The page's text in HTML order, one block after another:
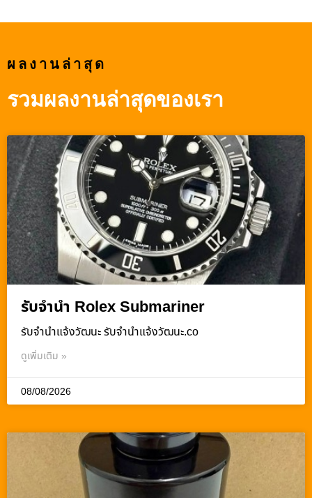
ผลงานล่าสุด
รวมผลงานล่าสุดของเรา
รับจำนำ Rolex Submariner
รับจํานําแจ้งวัฒนะ รับจํานําแจ้งวัฒนะ.co
ดูเพิ่มเติม »
08/08/2026